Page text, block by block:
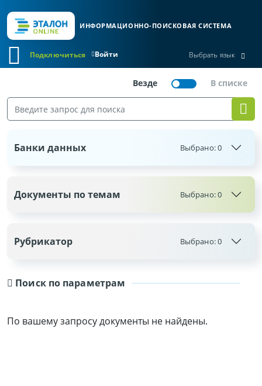
ИНФОРМАЦИОННО-ПОИСКОВАЯ СИСТЕМА
Войти
Подключиться Выбрать язык
Поиск по параметрам
По вашему запросу документы не найдены.
Банки данных Выбрано:0
Документы по темам Выбрано:0
Рубрикатор Выбрано:0